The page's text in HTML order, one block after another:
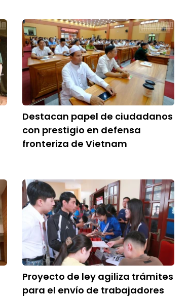
Destacan papel de ciudadanos
con prestigio en defensa
fronteriza de Vietnam
Proyecto de ley agiliza trámites
para el envío de trabajadores